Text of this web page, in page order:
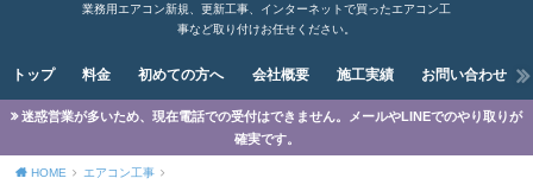
業務用エアコン新規、更新工事、インターネットで買ったエアコン工
事など取り付けお任せください。
トップ 料金 初めての方へ 会社概要 施工実績 お問い合わせ
迷惑営業が多いため、現在電話での受付はできません。メールやLINEでのやり取りが
確実です。
HOME エアコン工事